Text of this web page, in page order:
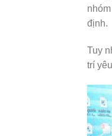
định.
Tuy
trí